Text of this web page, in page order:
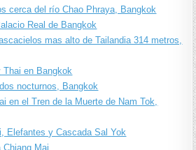
cerca del río Chao Phraya, Bangkok
Real de Bangkok
mas alto de Tailandia 314 metros,
Thai en Bangkok
nocturnos, Bangkok
en el Tren de la Muerte de Nam Tok,
Elefantes y Cascada Sal Yok
Chiang Mai